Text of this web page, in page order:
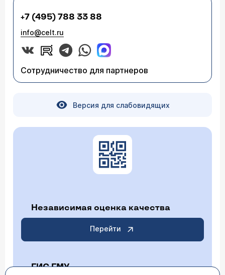
+7 (495) 788 33 88
info@celt.ru
Сотрудничество для партнеров
Версия для слабовидящих
Независимая оценка качества
Перейти
ГИС ГМУ